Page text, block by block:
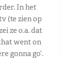
In het
(te zien op
ze o.a. dat
went on
gonna go’.